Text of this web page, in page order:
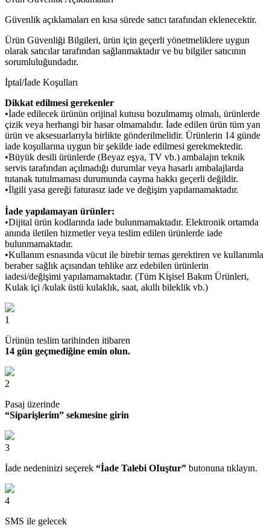
Güvenlik açıklamaları en kısa sürede satıcı tarafından eklenecektir.
Ürün Güvenliği Bilgileri, ürün için geçerli yönetmeliklere uygun
olarak satıcılar tarafından sağlanmaktadır ve bu bilgiler satıcının
sorumluluğundadır.
İptal/İade Koşulları
Dikkat edilmesi gerekenler
•İade edilecek ürünün orijinal kutusu bozulmamış olmalı, ürünlerde
çizik veya herhangi bir hasar olmamalıdır. İade edilen ürün tüm yan
ürün ve aksesuarlarıyla birlikte gönderilmelidir. Ürünlerin 14 günde
iade koşullarına uygun bir şekilde iade edilmesi gerekmektedir.
•Büyük desili ürünlerde (Beyaz eşya, TV vb.) ambalajın teknik
servis tarafından açılmadığı durumlar veya hasarlı ambalajlarda
tutanak tutulmaması durumunda cayma hakkı geçerli değildir.
•İlgili yasa gereği faturasız iade ve değişim yapılamamaktadır.
İade yapılamayan ürünler:
•Dijital ürün kodlarında iade bulunmamaktadır. Elektronik ortamda
anında iletilen hizmetler veya teslim edilen ürünlerde iade
bulunmamaktadır.
•Kullanım esnasında vücut ile birebir temas gerektiren ve kullanımla
beraber sağlık açısından tehlike arz edebilen ürünlerin
iadesi/değişimi yapılamamaktadır. (Tüm Kişisel Bakım Ürünleri,
Kulak içi /kulak üstü kulaklık, saat, akıllı bileklik vb.)
1
Ürünün teslim tarihinden itibaren
14 gün geçmediğine emin olun.
2
Pasaj üzerinde
“Siparişlerim” sekmesine girin
3
İade nedeninizi seçerek “İade Talebi OIuştur” butonuna tıklayın.
4
SMS ile gelecek